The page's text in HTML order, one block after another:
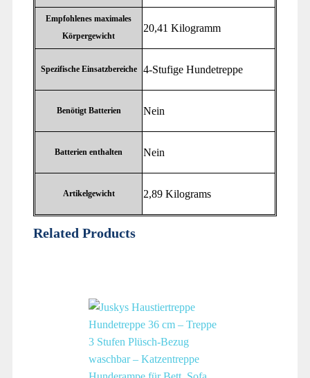
Empfohlenes maximales
Körpergewicht
‎20,41 Kilogramm
Spezifische Einsatzbereiche ‎4-Stufige Hundetreppe
Benötigt Batterien ‎Nein
Batterien enthalten ‎Nein
Artikelgewicht ‎2,89 Kilograms
Related Products